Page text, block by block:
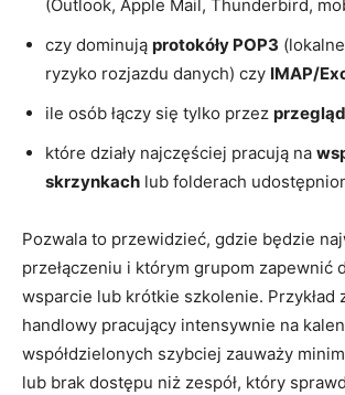
(Outlook, Apple Mail, Thunderbird,
czy dominują protokóły POP3
ryzyko rozjazdu danych) czy IMAP/
ile osób łączy się tylko przez
które działy najczęściej pracują na
skrzynkach lub folderach
Pozwala to przewidzieć, gdzie będzie
przełączeniu i którym grupom zapewnić
wsparcie lub krótkie szkolenie. Przykład
handlowy pracujący intensywnie na
współdzielonych szybciej zauważy
lub brak dostępu niż zespół, który